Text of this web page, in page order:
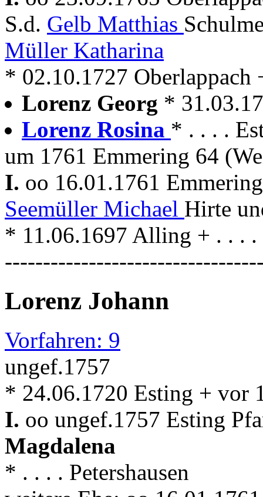
S.d. Gelb Matthias
Müller Katharina
* 02.10.1727 Oberlappach
Lorenz Georg *
Lorenz Rosina * . . . .
um 1761 Emmering 64
I. oo 16.01.1761
Seemüller Michael Hirte
* 11.06.1697 Alling + . . . .
Lorenz Johann
Vorfahren: 9
ungef.1757
* 24.06.1720 Esting + vor
I. oo ungef.1757 Esting
Magdalena
* . . . . Petershausen